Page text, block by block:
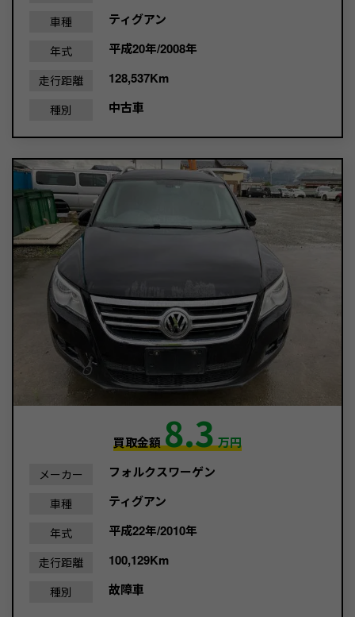
車種 ティグアン
年式 平成20年/2008年
走行距離 128,537Km
種別 中古車
買取金額8.3万円
メーカー フォルクスワーゲン
車種 ティグアン
年式 平成22年/2010年
走行距離 100,129Km
種別 故障車